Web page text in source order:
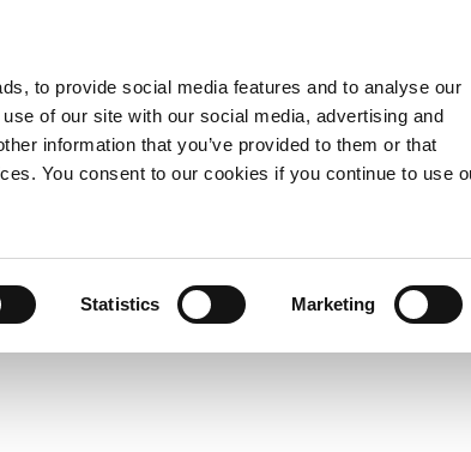
to provide social media features and to analyse our
of our site with our social media, advertising and
information that you’ve provided to them or that
You consent to our cookies if you continue to use
Statistics Marketing